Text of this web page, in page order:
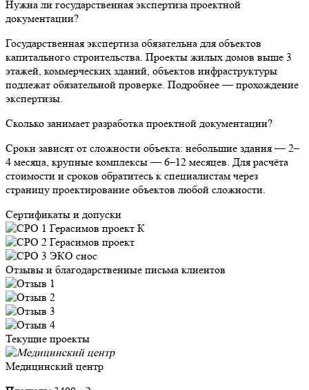
Нужна ли государственная экспертиза проектной
документации?
Государственная экспертиза обязательна для объектов
капитального строительства. Проекты жилых домов выше 3
этажей, коммерческих зданий, объектов инфраструктуры
подлежат обязательной проверке. Подробнее — прохождение
экспертизы.
Сколько занимает разработка проектной документации?
Сроки зависят от сложности объекта: небольшие здания — 2–
4 месяца, крупные комплексы — 6–12 месяцев. Для расчёта
стоимости и сроков обратитесь к специалистам через
страницу проектирование объектов любой сложности.
Сертификаты и допуски
Отзывы и благодарственные письма клиентов
Текущие проекты
Медицинский центр